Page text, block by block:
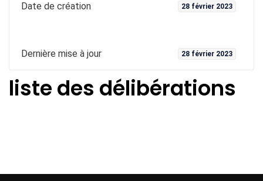
Date de création 28 février 2023
Dernière mise à jour 28 février 2023
liste des délibérations